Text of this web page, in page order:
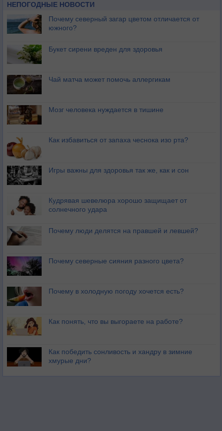
НЕПОГОДНЫЕ НОВОСТИ
Почему северный загар цветом отличается от
южного?
Букет сирени вреден для здоровья
Чай матча может помочь аллергикам
Мозг человека нуждается в тишине
Как избавиться от запаха чеснока изо рта?
Игры важны для здоровья так же, как и сон
Кудрявая шевелюра хорошо защищает от
солнечного удара
Почему люди делятся на правшей и левшей?
Почему северные сияния разного цвета?
Почему в холодную погоду хочется есть?
Как понять, что вы выгораете на работе?
Как победить сонливость и хандру в зимние
хмурые дни?